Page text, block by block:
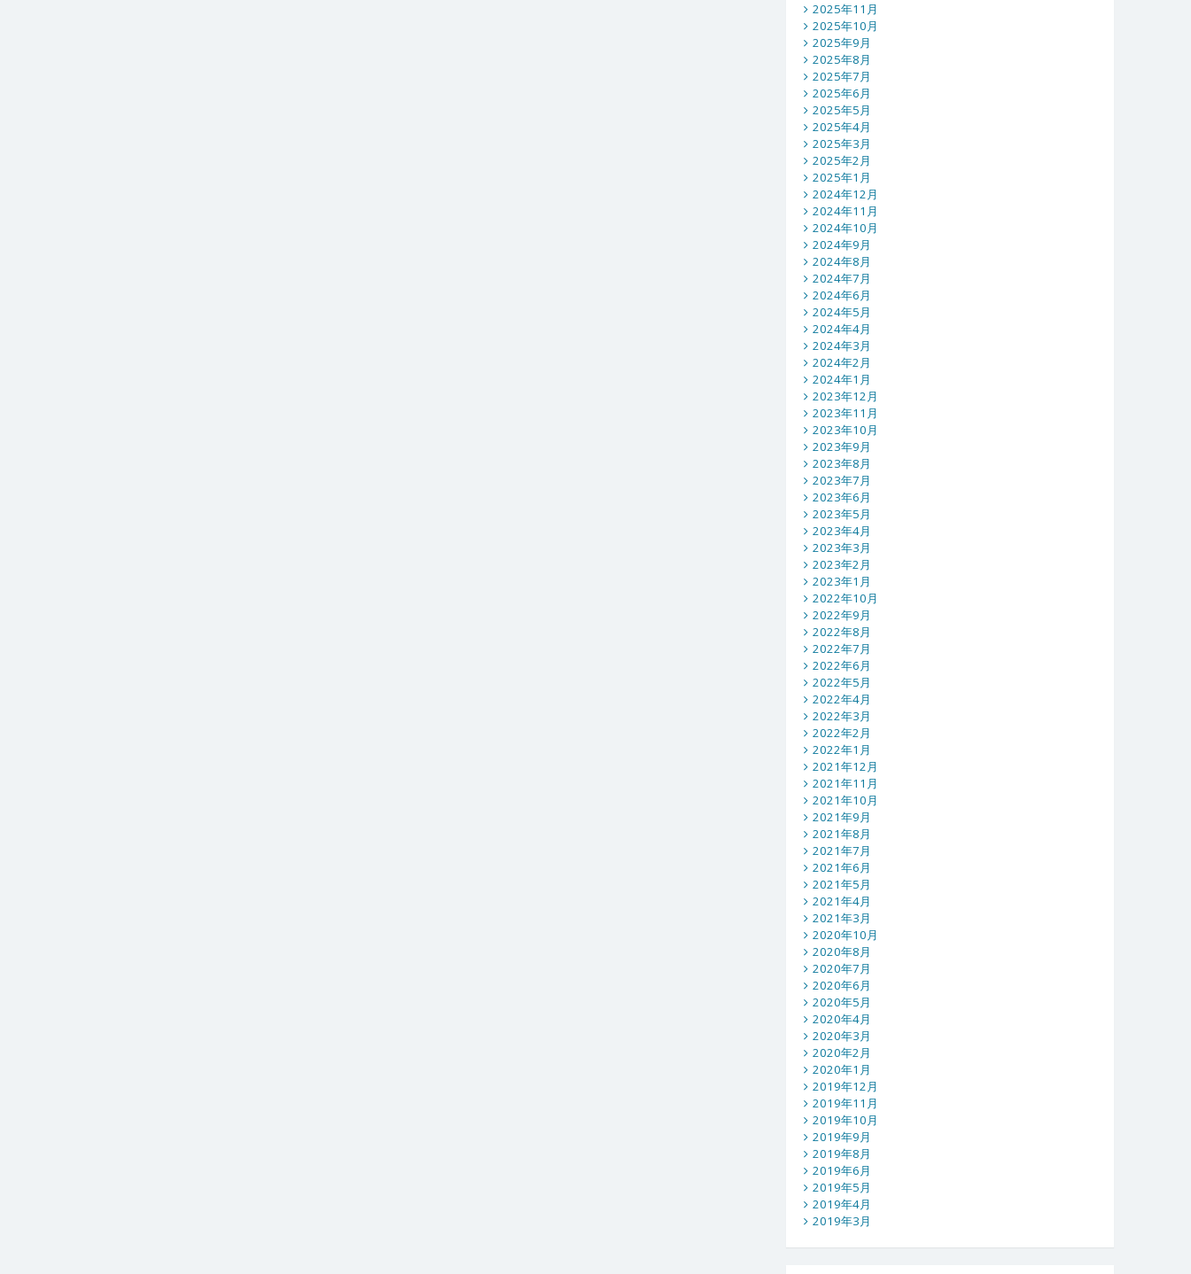
2025年11月
2025年10月
2025年9月
2025年8月
2025年7月
2025年6月
2025年5月
2025年4月
2025年3月
2025年2月
2025年1月
2024年12月
2024年11月
2024年10月
2024年9月
2024年8月
2024年7月
2024年6月
2024年5月
2024年4月
2024年3月
2024年2月
2024年1月
2023年12月
2023年11月
2023年10月
2023年9月
2023年8月
2023年7月
2023年6月
2023年5月
2023年4月
2023年3月
2023年2月
2023年1月
2022年10月
2022年9月
2022年8月
2022年7月
2022年6月
2022年5月
2022年4月
2022年3月
2022年2月
2022年1月
2021年12月
2021年11月
2021年10月
2021年9月
2021年8月
2021年7月
2021年6月
2021年5月
2021年4月
2021年3月
2020年10月
2020年8月
2020年7月
2020年6月
2020年5月
2020年4月
2020年3月
2020年2月
2020年1月
2019年12月
2019年11月
2019年10月
2019年9月
2019年8月
2019年6月
2019年5月
2019年4月
2019年3月